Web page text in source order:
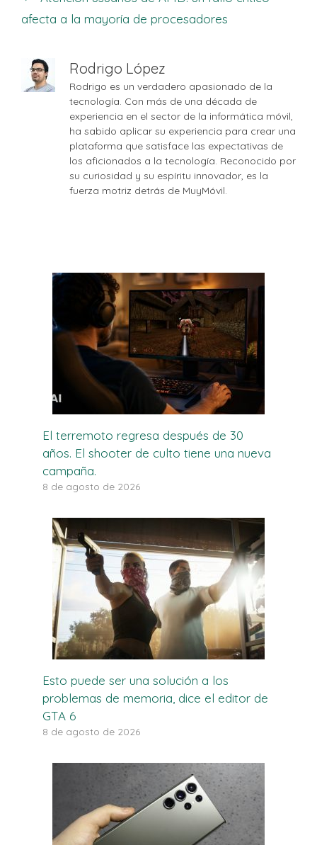
afecta a la mayoría de procesadores
Rodrigo López
Rodrigo es un verdadero apasionado de la
tecnología. Con más de una década de
experiencia en el sector de la informática móvil,
ha sabido aplicar su experiencia para crear una
plataforma que satisface las expectativas de
los aficionados a la tecnología. Reconocido por
su curiosidad y su espíritu innovador, es la
fuerza motriz detrás de MuyMóvil.
El terremoto regresa después de 30
años. El shooter de culto tiene una nueva
campaña.
8 de agosto de 2026
Esto puede ser una solución a los
problemas de memoria, dice el editor de
GTA 6
8 de agosto de 2026